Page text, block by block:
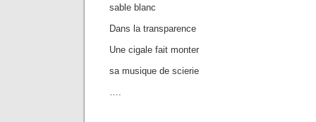
sable blanc
Dans la transparence
Une cigale fait monter
sa musique de scierie